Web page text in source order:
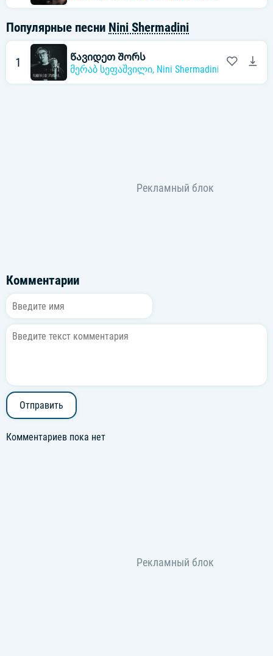
Популярные песни Nini Shermadini
1
Წავიდეთ Შორს
მერაბ სეფაშვილი, Nini Shermadini
Комментарии
Отправить
Комментариев пока нет